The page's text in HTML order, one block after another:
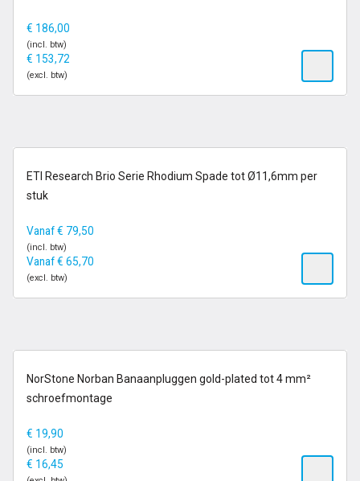
€ 186,00
(incl. btw)
€ 153,72
(excl. btw)
1-2 dagen
ETI Research Brio Serie Rhodium Spade tot Ø11,6mm per
stuk
Vanaf€ 79,50
(incl. btw)
Vanaf€ 65,70
(excl. btw)
op voorraad
NorStone Norban Banaanpluggen gold-plated tot 4 mm²
schroefmontage
€ 19,90
(incl. btw)
€ 16,45